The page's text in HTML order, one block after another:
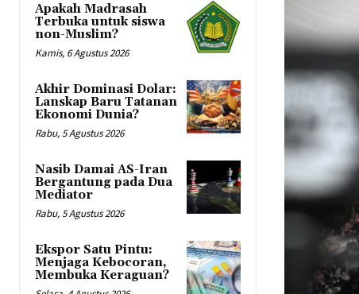
Apakah Madrasah
Terbuka untuk siswa
non-Muslim?
Kamis, 6 Agustus 2026
Akhir Dominasi Dolar:
Lanskap Baru Tatanan
Ekonomi Dunia?
Rabu, 5 Agustus 2026
Nasib Damai AS-Iran
Bergantung pada Dua
Mediator
Rabu, 5 Agustus 2026
Ekspor Satu Pintu:
Menjaga Kebocoran,
Membuka Keraguan?